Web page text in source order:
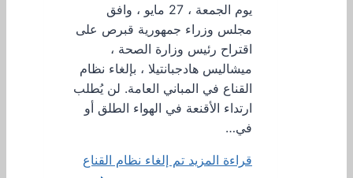
يوم الجمعة ، 27 مايو ، وافق
مجلس وزراء جمهورية قبرص على
اقتراح رئيس وزارة الصحة ،
ميشاليس هادجبانتيلا ، بإلغاء نظام
القناع في المباني العامة. لن يُطلب
ارتداء الأقنعة في الهواء الطلق أو
في…
قراءة المزيد تم إلغاء نظام القناع